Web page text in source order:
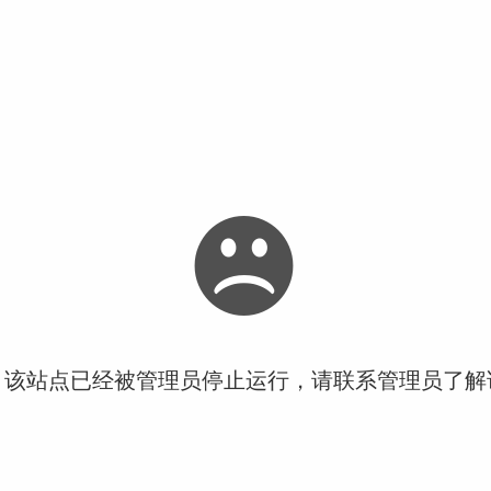
站点已经被管理员停止运行，请联系管理员了